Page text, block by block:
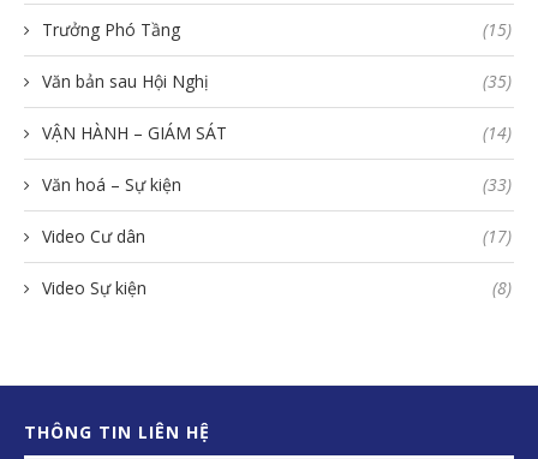
Trưởng Phó Tầng (15)
Văn bản sau Hội Nghị (35)
VẬN HÀNH – GIÁM SÁT (14)
Văn hoá – Sự kiện (33)
Video Cư dân (17)
Video Sự kiện (8)
THÔNG TIN LIÊN HỆ